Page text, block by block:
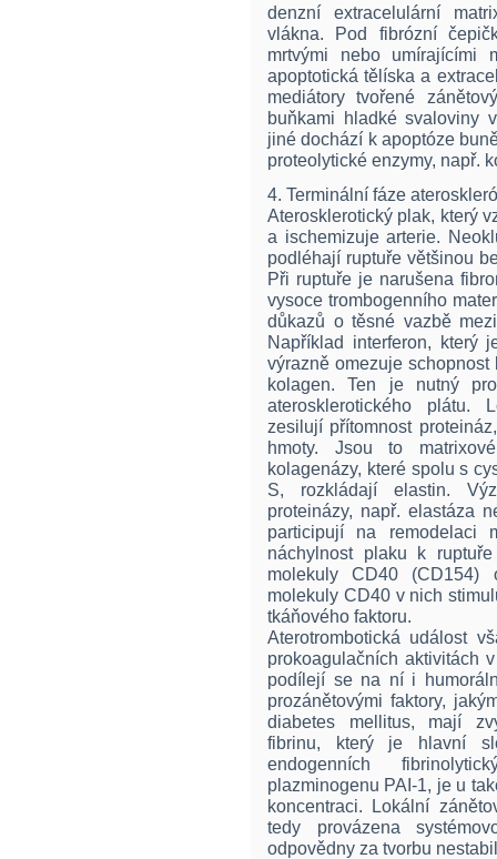
denzní extracelulární
vlákna. Pod fibrózní
mrtvými nebo umírajícími
apoptotická tělíska a
mediátory tvořené
buňkami hladké svaloviny
jiné dochází k apoptóze
proteolytické enzymy, např.
4. Terminální fáze
Aterosklerotický plak, který
a ischemizuje arterie.
podléhají ruptuře většinou
Při ruptuře je narušena
vysoce trombogenního
důkazů o těsné vazbě
Například interferon, který
výrazně omezuje
kolagen. Ten je nutný
aterosklerotického plátu.
zesilují přítomnost
hmoty. Jsou to
kolagenázy, které spolu s
S, rozkládají elastin.
proteinázy, např. elastáza
participují na remodelaci
náchylnost plaku k
molekuly CD40 (CD154)
molekuly CD40 v nich
tkáňového faktoru.
Aterotrombotická událost
prokoagulačních aktivitách
podílejí se na ní i
prozánětovými faktory,
diabetes mellitus, mají
fibrinu, který je hlavní
endogenních
plazminogenu PAI-1, je u
koncentraci. Lokální
tedy provázena
odpovědny za tvorbu